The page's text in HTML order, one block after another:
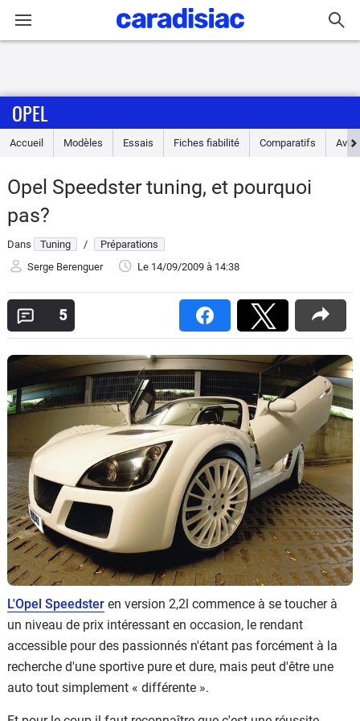
Accueil
Essais
Guide
d'achat
Electriques
Utilitaires
Flottes
Auto
Services
Forum
Moto
Marques
OPEL
Accueil Modèles Essais Fiches fiabilité Comparatifs Avis
Opel Speedster tuning, et pourquoi
pas?
Dans Tuning /
Préparations
Serge Berenguer
Le 14/09/2009 à 14:38
5
L'Opel Speedster en version 2,2l commence à se toucher à
un niveau de prix intéressant en occasion, le rendant
accessible pour des passionnés n'étant pas forcément à la
recherche d'une sportive pure et dure, mais peut d'être une
auto tout simplement « différente ».